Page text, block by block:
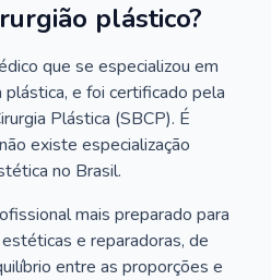
plástico?
que se especializou em
plástica, e foi certificado pela
Plástica (SBCP). É
existe especialização
no Brasil.
mais preparado para
e reparadoras, de
entre as proporções e